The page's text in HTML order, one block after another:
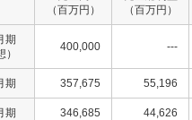
（百万円）
（百万円）
期
）
400,000 ---
期 357,675 55,196
期 346,685 44,626